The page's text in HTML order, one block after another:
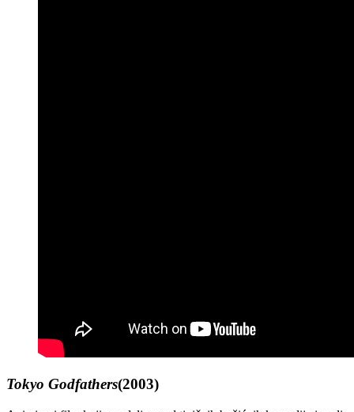
Tokyo Godfathers(2003)